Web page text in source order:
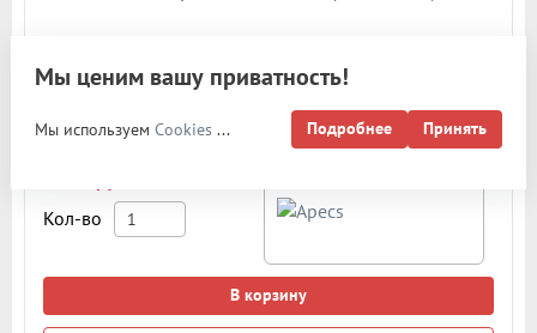
Посмотреть подробнее о товаре
Арт: 10648
Кол-во
Посмотреть все
В корзину
Мы ценим вашу приватность!
Мы используем Cookies... Подробнее Принять